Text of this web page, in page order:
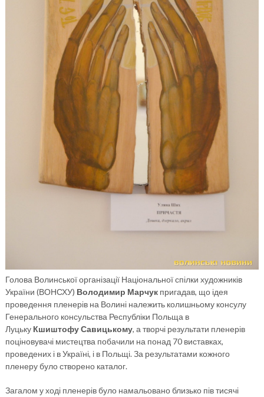
Голова Волинської організації Національної спілки художників
України (ВОНСХУ) Володимир Марчукпригадав, що ідея
проведення пленерів на Волині належить колишньому консулу
Генерального консульства Республіки Польща в
Луцьку Кшиштофу Савицькому, а творчі результати пленерів
поціновувачі мистецтва побачили на понад 70 виставках,
проведених і в Україні, і в Польщі. За результатами кожного
пленеру було створено каталог.
Загалом у ході пленерів було намальовано близько пів тисячі